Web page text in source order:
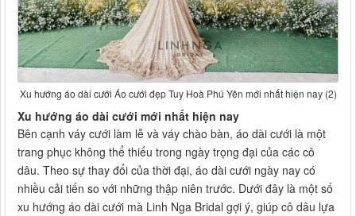
Xu hướng áo dài cưới Áo cưới đẹp Tuy Hoà Phú Yên mới nhất hiện nay (2)
Xu hướng áo dài cưới mới nhất hiện nay
Bên cạnh váy cưới làm lễ và váy chào bàn, áo dài cưới là một
trang phục không thể thiếu trong ngày trọng đại của các cô
dâu. Theo sự thay đổi của thời đại, áo dài cưới ngày nay có
nhiều cải tiến so với những thập niên trước. Dưới đây là một số
xu hướng áo dài cưới mà Linh Nga Bridal gợi ý, giúp cô dâu lựa